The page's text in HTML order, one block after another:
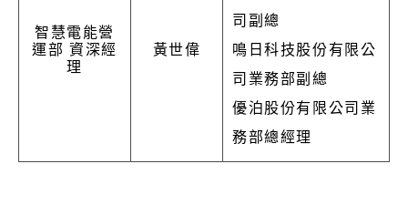
智慧電能營
運部 資深經
理
黃世偉
司副總
鳴日科技股份有限公
司業務部副總
優泊股份有限公司業
務部總經理